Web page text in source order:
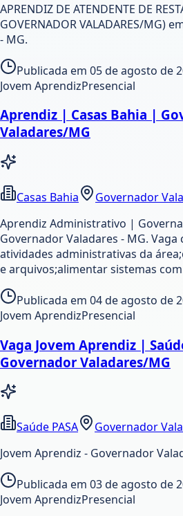
APRENDIZ DE ATENDENTE DE
GOVERNADOR VALADARES/MG)
- MG.
Publicada em 05 de agosto de
Jovem AprendizPresencial
Aprendiz | Casas Bahia |
Valadares/MG
Casas Bahia
Governador
Aprendiz Administrativo |
Governador Valadares - MG.
atividades administrativas da
e arquivos;alimentar sistemas
Publicada em 04 de agosto de
Jovem AprendizPresencial
Vaga Jovem Aprendiz |
Governador Valadares/MG
Saúde PASA
Governador
Jovem Aprendiz - Governador
Publicada em 03 de agosto de
Jovem AprendizPresencial